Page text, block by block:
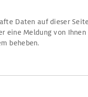
Daten auf dieser
eine Meldung von Ihnen
beheben.